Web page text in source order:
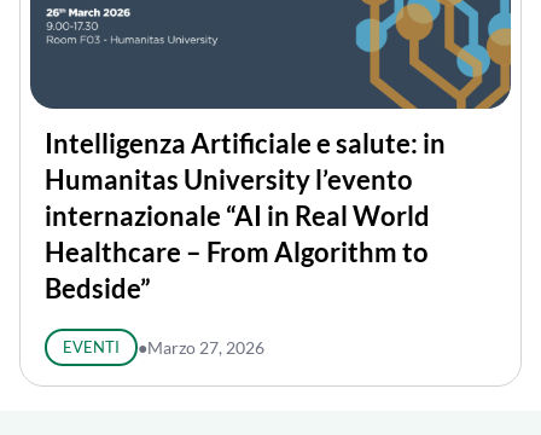
Intelligenza Artificiale e salute: in
Humanitas University l’evento
internazionale “AI in Real World
Healthcare – From Algorithm to
Bedside”
EVENTI ●Marzo 27, 2026